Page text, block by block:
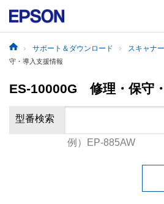
サポート＆ダウンロード スキャナー
守・導入支援情報
ES-10000G 修理・保守
型番検索
例）EP-885AW